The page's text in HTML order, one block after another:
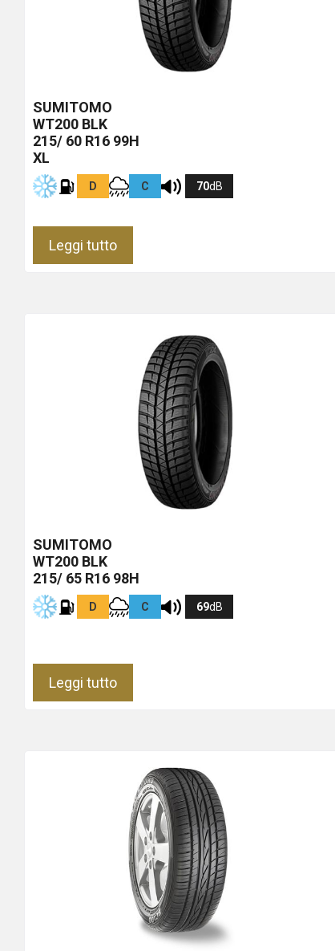
SUMITOMO
WT200 BLK
215/ 60 R16 99H
XL
D C 70dB
Leggi tutto
SUMITOMO
WT200 BLK
215/ 65 R16 98H
D C 69dB
Leggi tutto